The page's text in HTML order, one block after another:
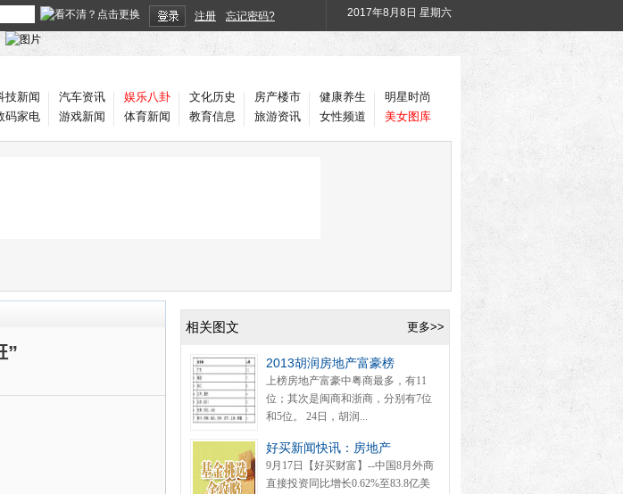
注册 忘记密码? 2017年8月8日 星期六
技新闻
码家电
汽车资讯
游戏新闻
娱乐八卦
体育新闻
文化历史
教育信息
房产楼市
旅游资讯
健康养生
女性频道
明星时尚
美女图库
”
更多>>
相关图文
2013胡润房地产富豪榜
上榜房地产富豪中粤商最多，有11
位；其次是闽商和浙商，分别有7位
和5位。 24日，胡润...
好买新闻快讯：房地产
9月17日【好买财富】--中国8月外商
直接投资同比增长0.62%至83.8亿美